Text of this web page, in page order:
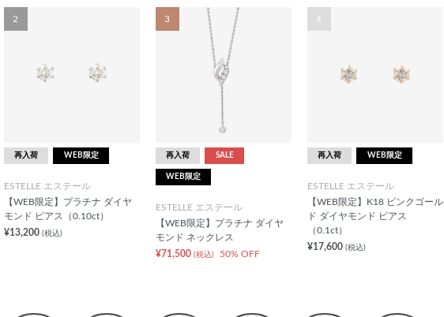
2
再入荷 WEB限定
ESTELLE エステール
【WEB限定】プラチナ ダイヤ
モンド ピアス（0.10ct）
¥13,200 (税込)
3
再入荷 SALE
WEB限定
ESTELLE エステール
【WEB限定】プラチナ ダイヤ
モンド ネックレス
¥71,500 (税込) 50% OFF
4
再入荷 WEB限定
ESTELLE エステール
【WEB限定】K18 ピンクゴール
ド ダイヤモンド ピアス
（0.1ct）
¥17,600 (税込)